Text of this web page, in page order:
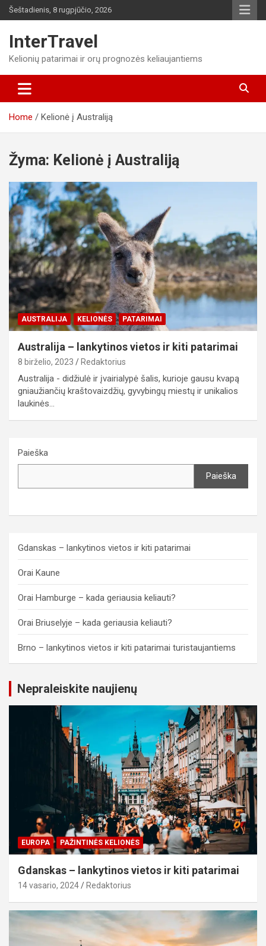
Skip
to
Šeštadienis, 8 rugpjūčio, 2026
InterTravel
Kelionių patarimai ir orų prognozės keliaujantiems
Home Kelionė į Australiją
Žyma: Kelionė į Australiją
AUSTRALIJA KELIONĖS PATARIMAI
Australija – lankytinos vietos ir kiti patarimai
8 birželio, 2023 Redaktorius
Australija - didžiulė ir įvairialypė šalis, kurioje gausu kvapą
gniaužiančių kraštovaizdžių, gyvybingų miestų ir unikalios
laukinės…
Paieška
Paieška
Gdanskas – lankytinos vietos ir kiti patarimai
Orai Kaune
Orai Hamburge – kada geriausia keliauti?
Orai Briuselyje – kada geriausia keliauti?
Brno – lankytinos vietos ir kiti patarimai turistaujantiems
Nepraleiskite naujienų
EUROPA PAŽINTINĖS KELIONĖS
Gdanskas – lankytinos vietos ir kiti patarimai
14 vasario, 2024 Redaktorius